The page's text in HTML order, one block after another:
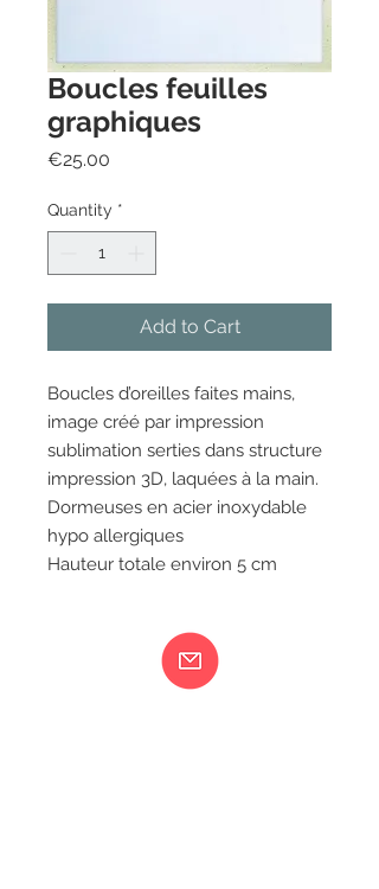
Boucles feuilles
graphiques
€25.00
Quantity *
Add to Cart
Boucles d’oreilles faites mains,
image créé par impression
sublimation serties dans structure
impression 3D, laquées à la main.
Dormeuses en acier inoxydable
hypo allergiques
Hauteur totale environ 5 cm